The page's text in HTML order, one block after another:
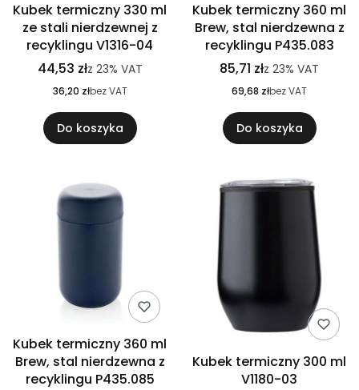
Kubek termiczny 330 ml
ze stali nierdzewnej z
recyklingu V1316-04
44,53 złz 23% VAT
36,20 złbez VAT
Do koszyka
Kubek termiczny 360 ml
Brew, stal nierdzewna z
recyklingu P435.083
85,71 złz 23% VAT
69,68 złbez VAT
Do koszyka
Kubek termiczny 360 ml
Brew, stal nierdzewna z
recyklingu P435.085
Kubek termiczny 300 ml
V1180-03